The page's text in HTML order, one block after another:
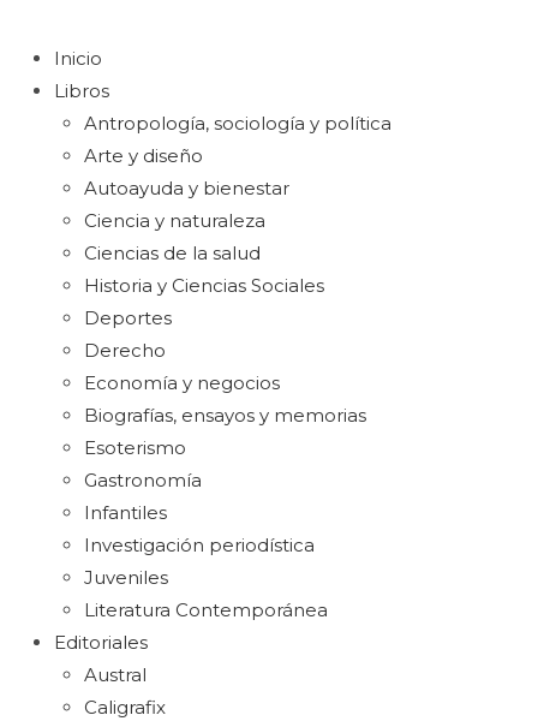
Inicio
Libros
Antropología, sociología y política
Arte y diseño
Autoayuda y bienestar
Ciencia y naturaleza
Ciencias de la salud
Historia y Ciencias Sociales
Deportes
Derecho
Economía y negocios
Biografías, ensayos y memorias
Esoterismo
Gastronomía
Infantiles
Investigación periodística
Juveniles
Literatura Contemporánea
Editoriales
Austral
Caligrafix